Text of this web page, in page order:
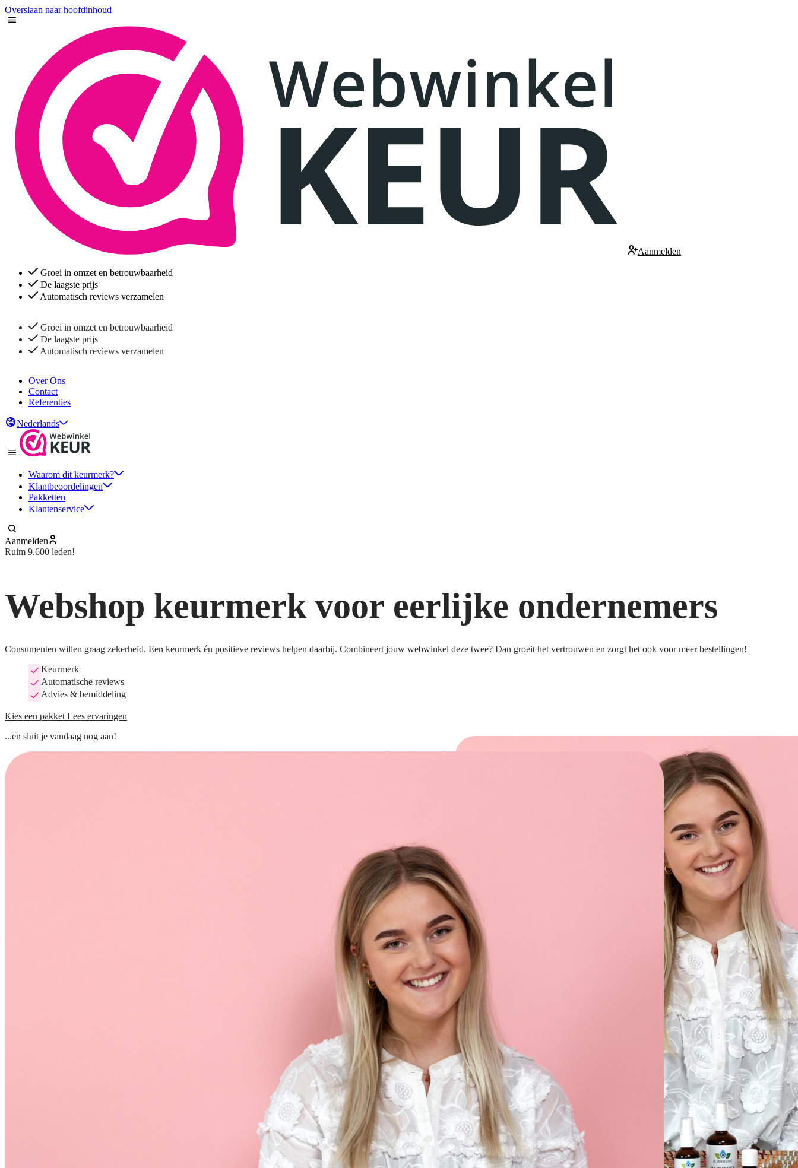
Overslaan naar hoofdinhoud
Aanmelden
Groei in omzet en betrouwbaarheid
De laagste prijs
Automatisch reviews verzamelen
Groei in omzet en betrouwbaarheid
De laagste prijs
Automatisch reviews verzamelen
Over Ons
Contact
Referenties
Nederlands
Waarom dit keurmerk?
Klantbeoordelingen
Pakketten
Klantenservice
Aanmelden
Ruim 9.600 leden!
Webshop keurmerk voor eerlijke ondernemers
Consumenten willen graag zekerheid. Een keurmerk én positieve reviews helpen daarbij. Combineert jouw webwinkel deze twee? Dan groeit het vertrouwen en zorgt het ook voor meer bestellingen!
Keurmerk
Automatische reviews
Advies & bemiddeling
Kies een pakket Lees ervaringen
...en sluit je vandaag nog aan!